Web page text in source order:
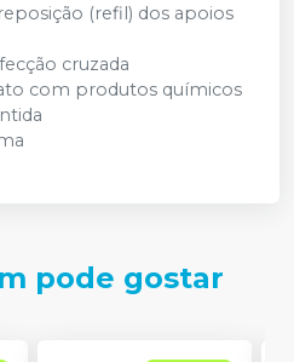
(refil) dos apoios
cruzada
com produtos químicos
pode gostar